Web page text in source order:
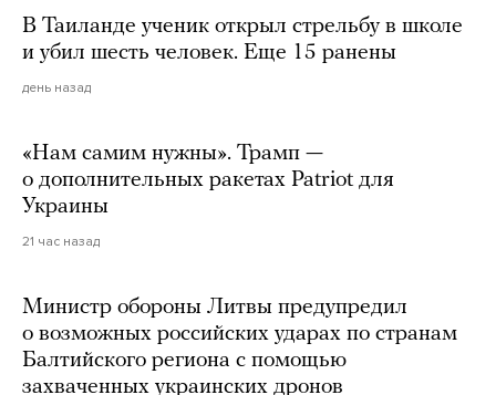
В Таиланде ученик открыл стрельбу в школе
и убил шесть человек. Еще 15 ранены
день назад
«Нам самим нужны». Трамп —
о дополнительных ракетах Patriot для
Украины
21 час назад
Министр обороны Литвы предупредил
о возможных российских ударах по странам
Балтийского региона с помощью
захваченных украинских дронов